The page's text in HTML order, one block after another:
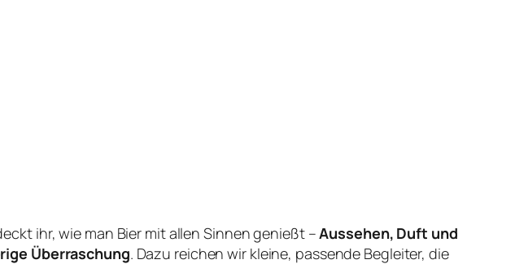
ihr, wie man Bier mit allen Sinnen genießt –Aussehen, Duft und
Überraschung. Dazu reichen wir kleine, passende Begleiter, die